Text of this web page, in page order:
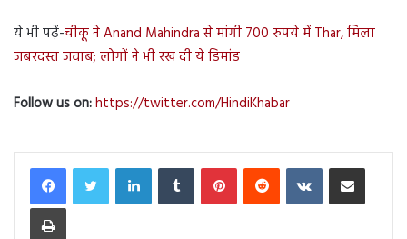
ये भी पढ़ें-चीकू ने Anand Mahindra से मांगी 700 रुपये में Thar, मिला
जबरदस्त जवाब; लोगों ने भी रख दी ये डिमांड
Follow us on:https://twitter.com/HindiKhabar
LinkedInTumblr PinterestReddit VKontakteShare via Email
Print